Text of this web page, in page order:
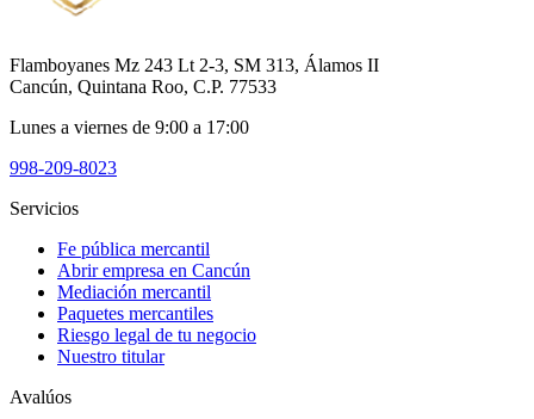
Flamboyanes Mz 243 Lt 2-3, SM 313, Álamos II
Cancún, Quintana Roo, C.P. 77533
Lunes a viernes de 9:00 a 17:00
998-209-8023
Servicios
Fe pública mercantil
Abrir empresa en Cancún
Mediación mercantil
Paquetes mercantiles
Riesgo legal de tu negocio
Nuestro titular
Avalúos